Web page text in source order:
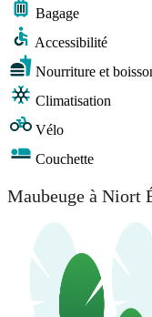
Bagage
Accessibilité
Nourriture et
Climatisation
Vélo
Couchette
Maubeuge à Niort